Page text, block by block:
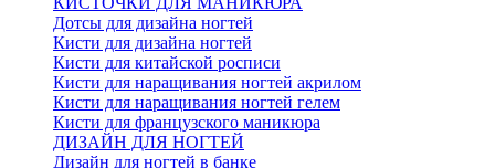
Дотсы для дизайна ногтей
Кисти для дизайна ногтей
Кисти для китайской росписи
Кисти для наращивания ногтей акрилом
Кисти для наращивания ногтей гелем
Кисти для французского маникюра
ДИЗАЙН ДЛЯ НОГТЕЙ
Дизайн для ногтей в банке